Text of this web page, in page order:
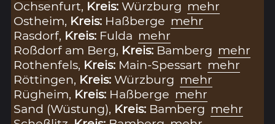
Ochsenfurt, Kreis:Würzburg mehr
Ostheim, Kreis: Haßberge mehr
Rasdorf, Kreis: Fulda mehr
Roßdorf am Berg, Kreis: Bamberg mehr
Rothenfels, Kreis: Main-Spessart mehr
Röttingen, Kreis:Würzburg mehr
Rügheim, Kreis: Haßberge mehr
Sand (Wüstung), Kreis: Bamberg mehr